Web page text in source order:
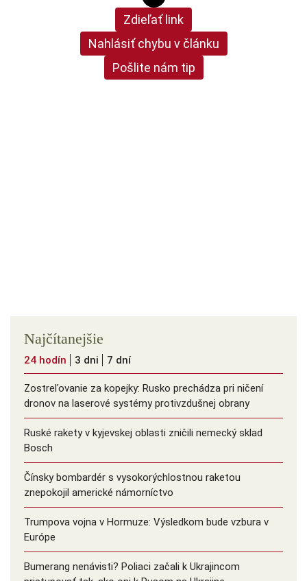
Zdieľať link
Nahlásiť chybu v článku
Pošlite nám tip
Najčítanejšie
24 hodín 3 dni 7 dní
Zostreľovanie za kopejky: Rusko prechádza pri ničení
dronov na laserové systémy protivzdušnej obrany
Ruské rakety v kyjevskej oblasti zničili nemecký sklad
Bosch
Čínsky bombardér s vysokorýchlostnou raketou
znepokojil americké námorníctvo
Trumpova vojna v Hormuze: Výsledkom bude vzbura v
Európe
Bumerang nenávisti? Poliaci začali k Ukrajincom